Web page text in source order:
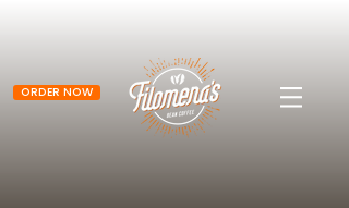
ORDER NOW